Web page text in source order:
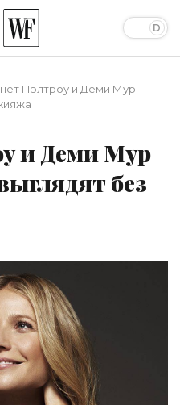
Пэлтроу и Деми Мур
и Деми Мур
без